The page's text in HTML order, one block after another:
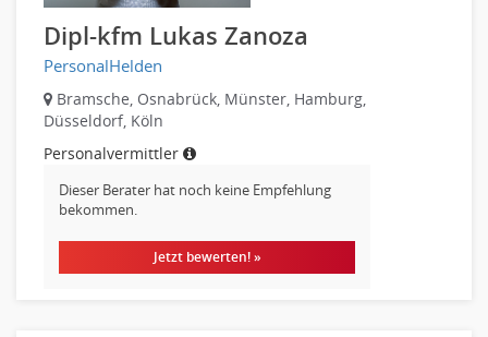
Dipl-kfm Lukas Zanoza
PersonalHelden
Bramsche, Osnabrück, Münster, Hamburg,
Düsseldorf, Köln
Personalvermittler
Dieser Berater hat noch keine Empfehlung
bekommen.
Jetzt bewerten! »